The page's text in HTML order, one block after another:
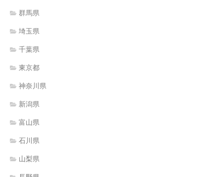
群馬県
埼玉県
千葉県
東京都
神奈川県
新潟県
富山県
石川県
山梨県